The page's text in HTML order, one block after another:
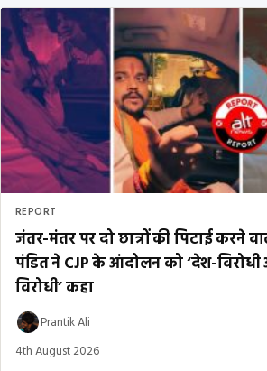
REPORT
जंतर-मंतर पर दो छात्रों की पिटाई करने
पंडित ने CJP के आंदोलन को ‘देश-
विरोधी’ कहा
Prantik Ali
4th August 2026